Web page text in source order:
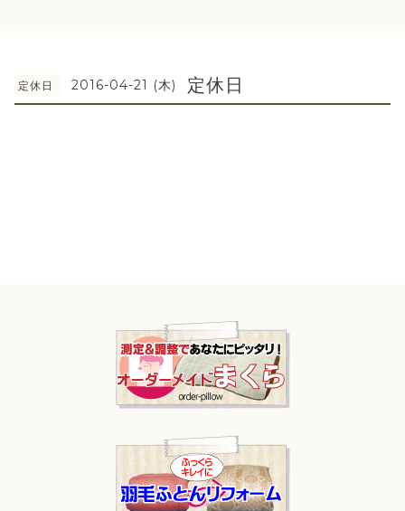
定休日 2016-04-21 (木) 定休日